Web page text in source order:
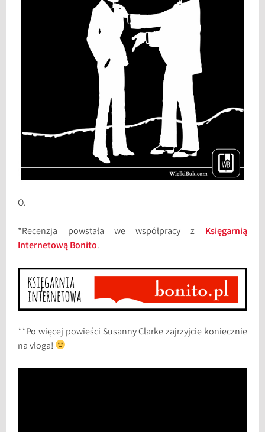
O.
*Recenzja powstała we współpracy z Księgarnią
Internetową Bonito.
**Po więcej powieści Susanny Clarke zajrzyjcie koniecznie
na vloga!